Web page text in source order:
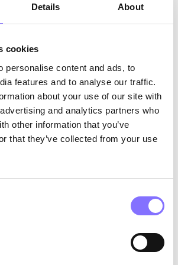
Details About
cookies
personalise content and ads, to
features and to analyse our traffic.
about your use of our site with
and analytics partners who
other information that you’ve
that they’ve collected from your use
on Unsplash
Σοφία
14χρονο κορίτσι με πάθος να
να εμφανιστεί σε
ενός οργάνου απαιτεί
συνεπή εξάσκηση. Οι γονείς
να διαπρέψει στη μουσική. Για
το πάθος της, τη βοήθησαν να